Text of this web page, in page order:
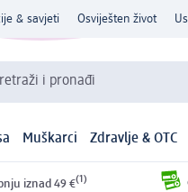
& savjeti Osviješten život
i pronađi
Muškarci Zdravlje & OTC
iznad 49 €(1)